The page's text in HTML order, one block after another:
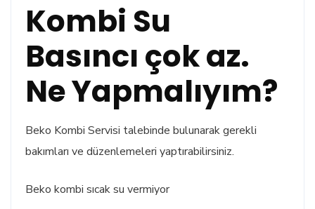
Kombi Su
Basıncı çok az.
Ne Yapmalıyım?
Beko Kombi Servisi talebinde bulunarak gerekli
bakımları ve düzenlemeleri yaptırabilirsiniz.
Beko kombi sıcak su vermiyor